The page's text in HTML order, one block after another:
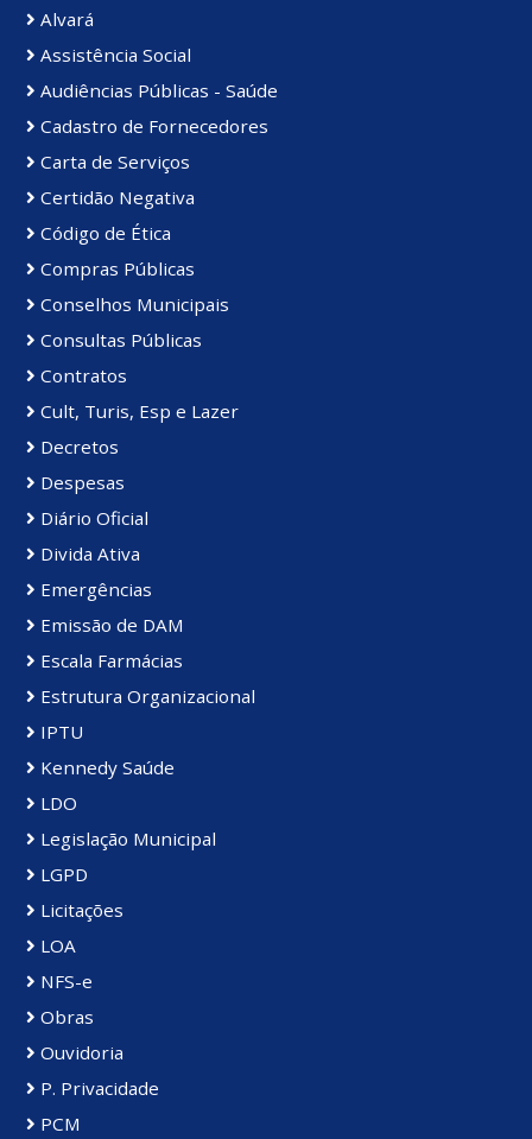
Alvará
Assistência Social
Audiências Públicas - Saúde
Cadastro de Fornecedores
Carta de Serviços
Certidão Negativa
Código de Ética
Compras Públicas
Conselhos Municipais
Consultas Públicas
Contratos
Cult, Turis, Esp e Lazer
Decretos
Despesas
Diário Oficial
Divida Ativa
Emergências
Emissão de DAM
Escala Farmácias
Estrutura Organizacional
IPTU
Kennedy Saúde
LDO
Legislação Municipal
LGPD
Licitações
LOA
NFS-e
Obras
Ouvidoria
P. Privacidade
PCM